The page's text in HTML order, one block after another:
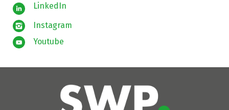
LinkedIn
Instagram
Youtube